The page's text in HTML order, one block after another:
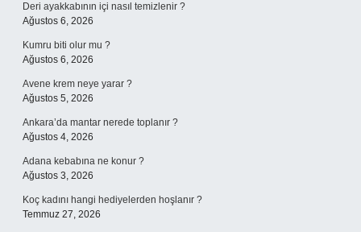
Deri ayakkabının içi nasıl temizlenir ?
Ağustos 6, 2026
Kumru biti olur mu ?
Ağustos 6, 2026
Avene krem neye yarar ?
Ağustos 5, 2026
Ankara’da mantar nerede toplanır ?
Ağustos 4, 2026
Adana kebabına ne konur ?
Ağustos 3, 2026
Koç kadını hangi hediyelerden hoşlanır ?
Temmuz 27, 2026